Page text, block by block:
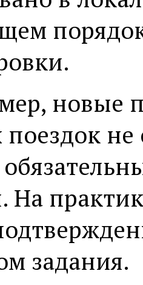
новые
На
задания.